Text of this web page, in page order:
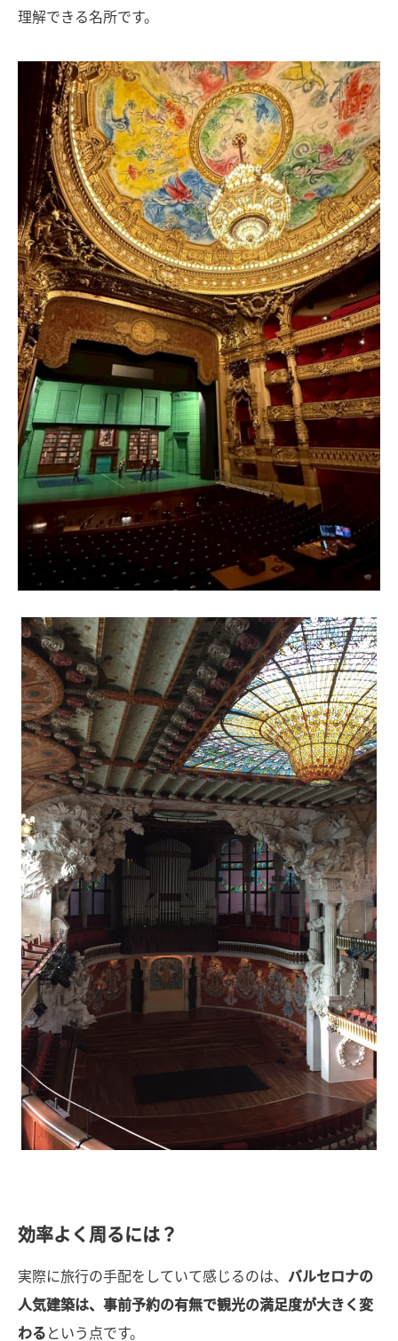
理解できる名所です。
効率よく周るには？
実際に旅行の手配をしていて感じるのは、 バルセロナの
人気建築は、事前予約の有無で観光の満足度が大きく変
わるという点です。